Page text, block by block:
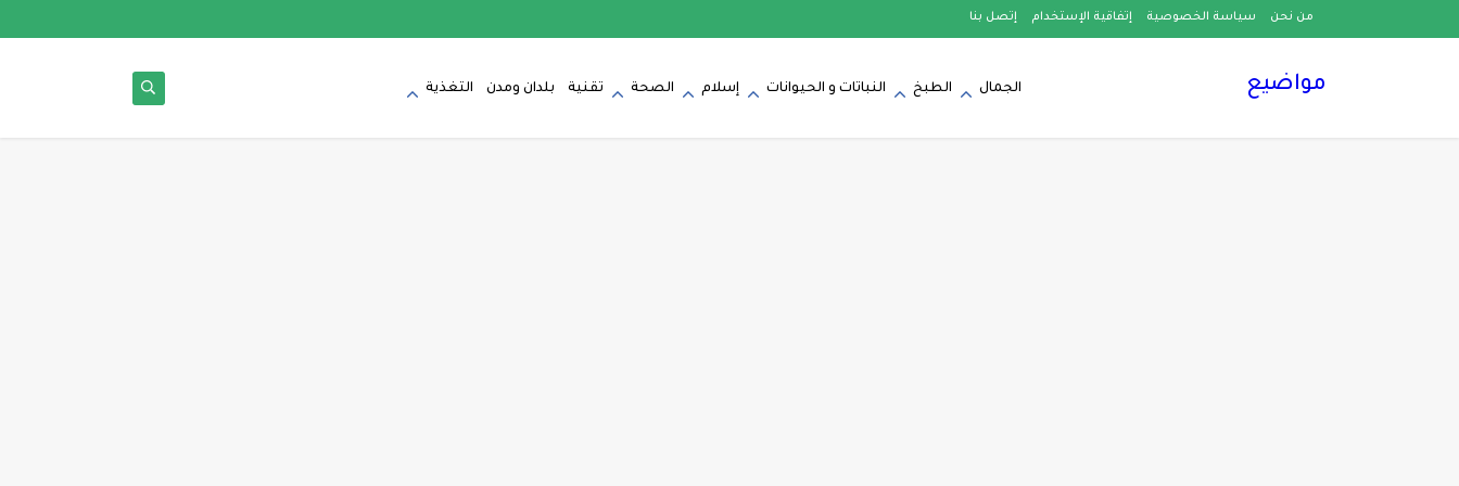
من نحن سياسة الخصوصية إتفاقية الإستخدام إتصل بنا
مواضيع الجمال الطبخ النباتات و الحيوانات إسلام الصحة تقنية بلدان ومدن التغذية